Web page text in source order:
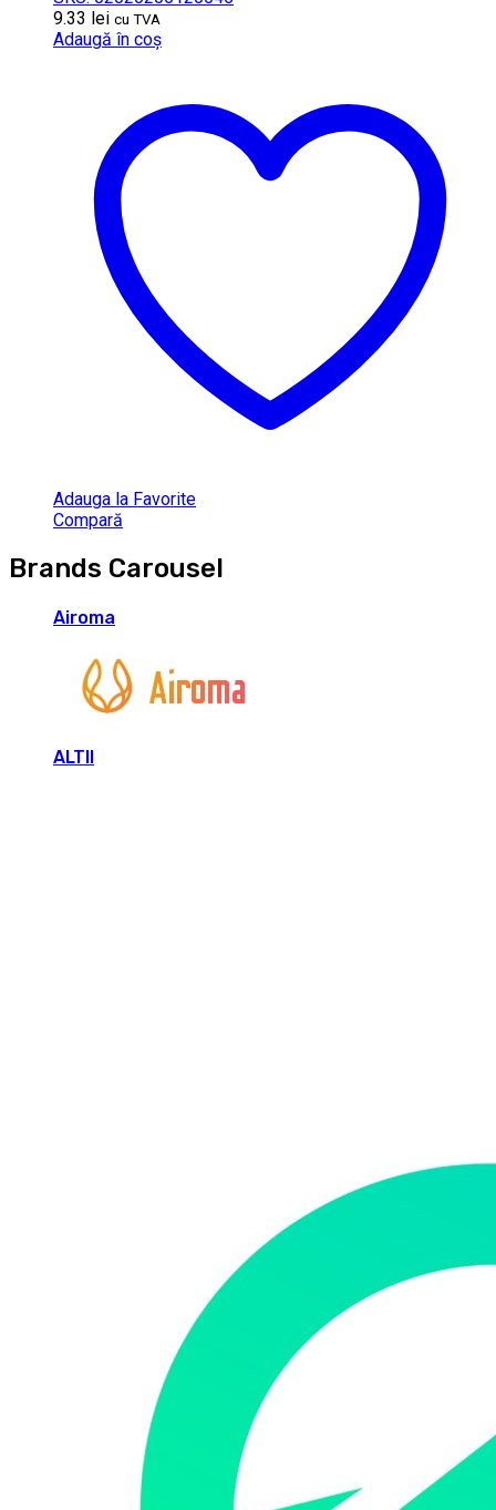
9.33 lei cu TVA
Adaugă în coș
Adauga la Favorite
Compară
Brands Carousel
Airoma
ALTII